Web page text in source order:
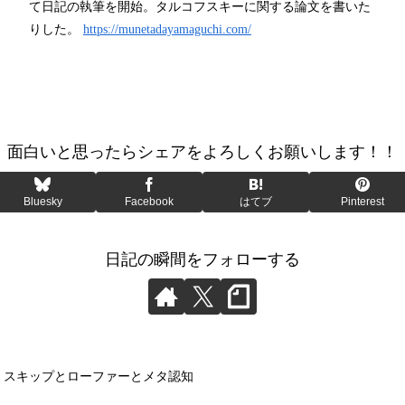
て日記の執筆を開始。タルコフスキーに関する論文を書いた
りした。 https://munetadayamaguchi.com/
面白いと思ったらシェアをよろしくお願いします！！
Bluesky Facebook はてブ Pinterest
日記の瞬間をフォローする
キップとローファーとメタ認知